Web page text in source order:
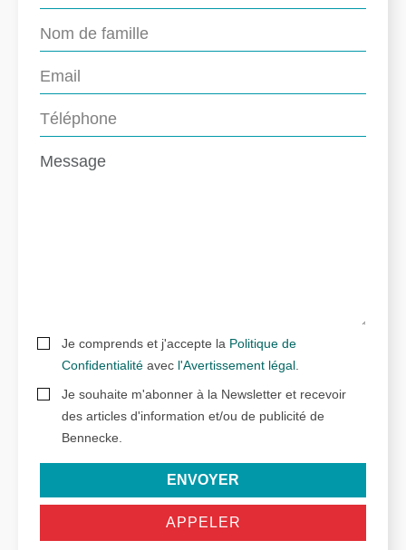
Je comprends et j'accepte la Politique de
Confidentialité avec l'Avertissement légal
Je souhaite m'abonner à la Newsletter et recevoir
des articles d'information et/ou de publicité de
Bennecke.
ENVOYER
APPELER